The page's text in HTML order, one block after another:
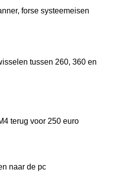
forse systeemeisen
tussen 260, 360 en
terug voor 250 euro
naar de pc